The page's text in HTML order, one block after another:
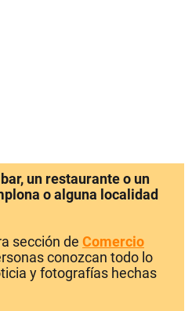
un restaurante o un
o alguna localidad
sección de Comercio
conozcan todo lo
y fotografías hechas